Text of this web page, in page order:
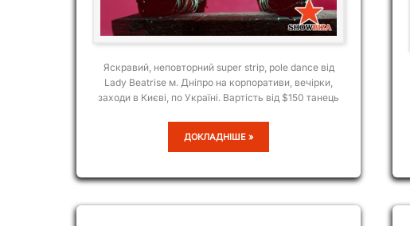
Яскравий, неповторний super strip, pole dance від
Lady Beatrise м. Дніпро на корпоративи, вечірки,
заходи в Києві, по Україні. Вартість від $150 танець
LADY
BEATRISE
ДОКЛАДНІШЕ »